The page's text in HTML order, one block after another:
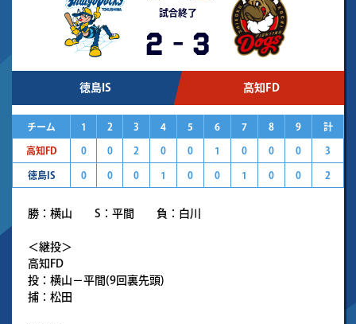
試合終了
2 - 3
徳島IS 高知FD
チーム 1 2 3 4 5 6 7 8 9 計
高知FD 0 0 2 0 0 1 0 0 0 3
徳島IS 0 0 0 1 0 0 1 0 0 2
勝：横山 S：平間 負：白川
＜継投＞
高知FD
投：横山－平間(9回裏先頭)
捕：松田